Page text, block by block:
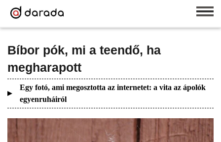
Bíbor pók, mi a teendő, ha
megharapott
Egy fotó, ami megosztotta az internetet: a vita az ápolók
egyenruháiról